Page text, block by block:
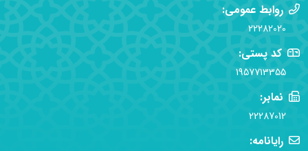
روابط عمومی:
22282020
کد پستی:
1957713355
نمابر:
22287012
رایانامه: